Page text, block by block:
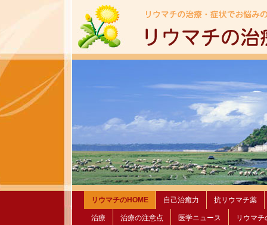
リウマチのHOME 自己治癒力 抗リウマチ薬
治療 治療の注意点 医学ニュース リウマ